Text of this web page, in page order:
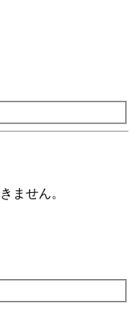
ません。